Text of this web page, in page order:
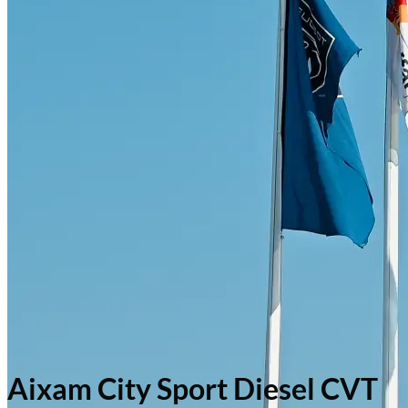
Aixam City Sport Diesel CVT